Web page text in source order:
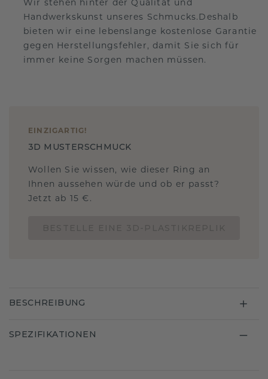
Wir stehen hinter der Qualität und
Handwerkskunst unseres Schmucks.Deshalb
bieten wir eine lebenslange kostenlose Garantie
gegen Herstellungsfehler, damit Sie sich für
immer keine Sorgen machen müssen.
EINZIGARTIG !
3D MUSTERSCHMUCK
Wollen Sie wissen, wie dieser Ring an
Ihnen aussehen würde und ob er passt?
Jetzt ab 15 €.
BESCHREIBUNG
SPEZIFIKATIONEN